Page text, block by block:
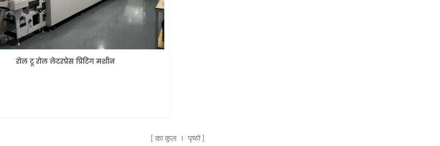
रोल टू रोल लेटरप्रेस प्रिंटिंग मशीन
का कुल 1 पृष्ठों